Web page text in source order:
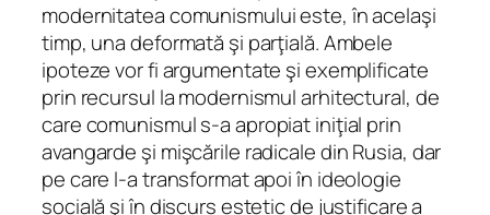
modernitatea comunismului este, în acelaşi
timp, una deformată şi parţială. Ambele
ipoteze vor fi argumentate şi exemplificate
prin recursul la modernismul arhitectural, de
care comunismul s-a apropiat iniţial prin
avangarde şi mişcările radicale din Rusia, dar
pe care l-a transformat apoi în ideologie
socială şi în discurs estetic de justificare a